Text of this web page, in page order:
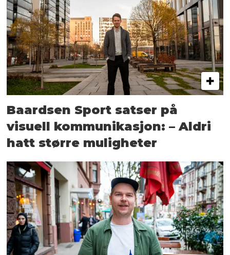
Baardsen Sport satser på
visuell kommunikasjon: – Aldri
hatt større muligheter